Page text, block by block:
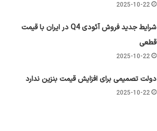
2025-10-22
شرایط جدید فروش آئودی Q4 در ایران با قیمت
قطعی
2025-10-22
دولت تصمیمی برای افزایش قیمت بنزین ندارد
2025-10-22